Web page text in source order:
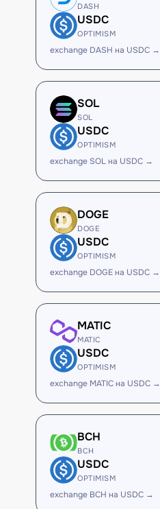
DASH
USDC
OPTIMISM
exchange DASH на USDC →
SOL
SOL
USDC
OPTIMISM
exchange SOL на USDC →
DOGE
DOGE
USDC
OPTIMISM
exchange DOGE на USDC →
MATIC
MATIC
USDC
OPTIMISM
exchange MATIC на USDC →
BCH
BCH
USDC
OPTIMISM
exchange BCH на USDC →